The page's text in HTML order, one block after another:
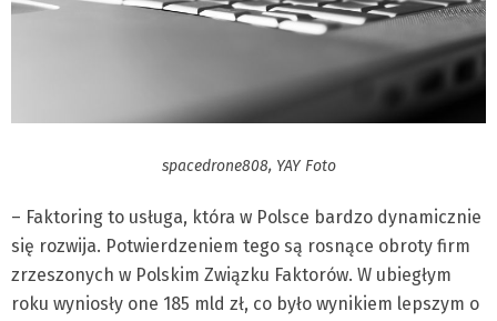
spacedrone808, YAY Foto
– Faktoring to usługa, która w Polsce bardzo dynamicznie
się rozwija. Potwierdzeniem tego są rosnące obroty firm
zrzeszonych w Polskim Związku Faktorów. W ubiegłym
roku wyniosły one 185 mld zł, co było wynikiem lepszym o